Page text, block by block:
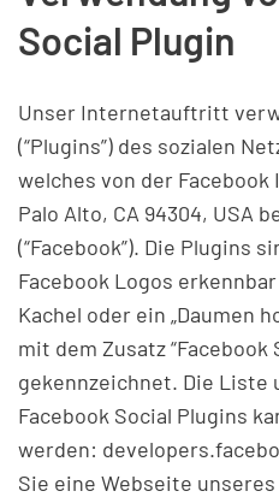
Social Plugin
Unser Internetauftritt
(“Plugins”) des sozialen
welches von der Facebook
Palo Alto, CA 94304, USA
(“Facebook”). Die Plugins
Facebook Logos
Kachel oder ein „Daumen
mit dem Zusatz “Facebook
gekennzeichnet. Die Liste
Facebook Social Plugins
werden:
Sie eine Webseite